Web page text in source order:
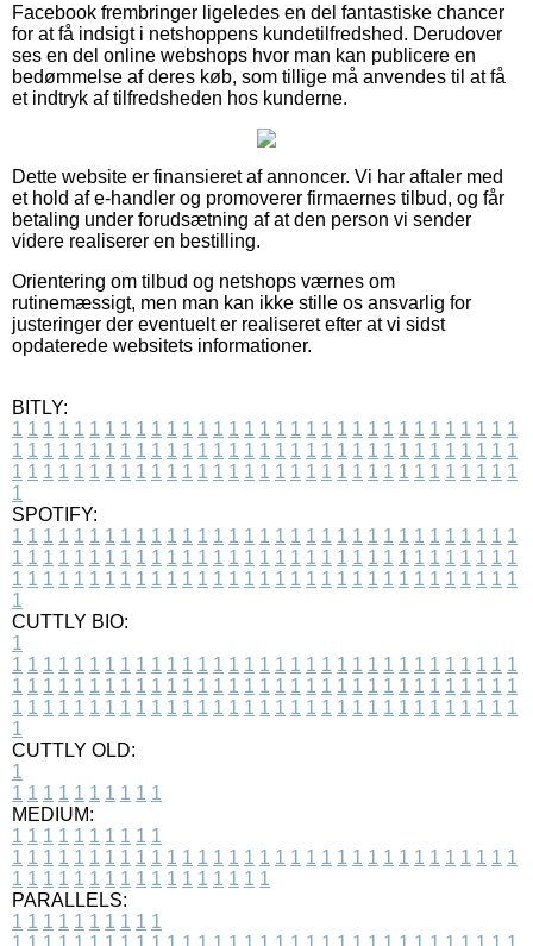
Facebook frembringer ligeledes en del fantastiske chancer
for at få indsigt i netshoppens kundetilfredshed. Derudover
ses en del online webshops hvor man kan publicere en
bedømmelse af deres køb, som tillige må anvendes til at få
et indtryk af tilfredsheden hos kunderne.
Dette website er finansieret af annoncer. Vi har aftaler med
et hold af e-handler og promoverer firmaernes tilbud, og får
betaling under forudsætning af at den person vi sender
videre realiserer en bestilling.
Orientering om tilbud og netshops værnes om
rutinemæssigt, men man kan ikke stille os ansvarlig for
justeringer der eventuelt er realiseret efter at vi sidst
opdaterede websitets informationer.
BITLY:
1 1 1 1 1 1 1 1 1 1 1 1 1 1 1 1 1 1 1 1 1 1 1 1 1 1 1 1 1 1 1 1 1
1 1 1 1 1 1 1 1 1 1 1 1 1 1 1 1 1 1 1 1 1 1 1 1 1 1 1 1 1 1 1 1 1
1 1 1 1 1 1 1 1 1 1 1 1 1 1 1 1 1 1 1 1 1 1 1 1 1 1 1 1 1 1 1 1 1
1
SPOTIFY:
1 1 1 1 1 1 1 1 1 1 1 1 1 1 1 1 1 1 1 1 1 1 1 1 1 1 1 1 1 1 1 1 1
1 1 1 1 1 1 1 1 1 1 1 1 1 1 1 1 1 1 1 1 1 1 1 1 1 1 1 1 1 1 1 1 1
1 1 1 1 1 1 1 1 1 1 1 1 1 1 1 1 1 1 1 1 1 1 1 1 1 1 1 1 1 1 1 1 1
1
CUTTLY BIO:
1
1 1 1 1 1 1 1 1 1 1 1 1 1 1 1 1 1 1 1 1 1 1 1 1 1 1 1 1 1 1 1 1 1
1 1 1 1 1 1 1 1 1 1 1 1 1 1 1 1 1 1 1 1 1 1 1 1 1 1 1 1 1 1 1 1 1
1 1 1 1 1 1 1 1 1 1 1 1 1 1 1 1 1 1 1 1 1 1 1 1 1 1 1 1 1 1 1 1 1
1
CUTTLY OLD:
1
1 1 1 1 1 1 1 1 1 1
MEDIUM:
1 1 1 1 1 1 1 1 1 1
1 1 1 1 1 1 1 1 1 1 1 1 1 1 1 1 1 1 1 1 1 1 1 1 1 1 1 1 1 1 1 1 1
1 1 1 1 1 1 1 1 1 1 1 1 1 1 1 1 1
PARALLELS:
1 1 1 1 1 1 1 1 1 1